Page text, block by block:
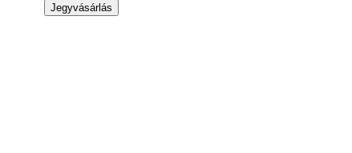
Jegyvásárlás